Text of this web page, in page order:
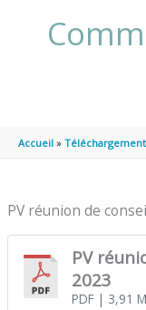
Accueil
PV réunion de
PV
2023
PDF| 3,91